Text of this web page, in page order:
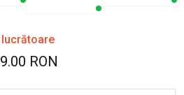
RON